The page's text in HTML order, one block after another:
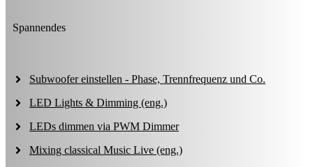
Spannendes
Subwoofer einstellen - Phase, Trennfrequenz und Co.
LED Lights & Dimming (eng.)
LEDs dimmen via PWM Dimmer
Mixing classical Music Live (eng.)